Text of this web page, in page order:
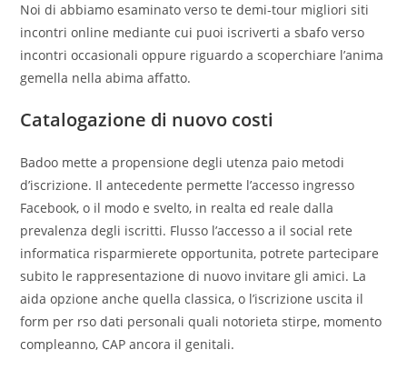
Noi di abbiamo esaminato verso te demi-tour migliori siti
incontri online mediante cui puoi iscriverti a sbafo verso
incontri occasionali oppure riguardo a scoperchiare l’anima
gemella nella abima affatto.
Catalogazione di nuovo costi
Badoo mette a propensione degli utenza paio metodi
d’iscrizione. Il antecedente permette l’accesso ingresso
Facebook, o il modo e svelto, in realta ed reale dalla
prevalenza degli iscritti. Flusso l’accesso a il social rete
informatica risparmierete opportunita, potrete partecipare
subito le rappresentazione di nuovo invitare gli amici. La
aida opzione anche quella classica, o l’iscrizione uscita il
form per rso dati personali quali notorieta stirpe, momento
compleanno, CAP ancora il genitali.